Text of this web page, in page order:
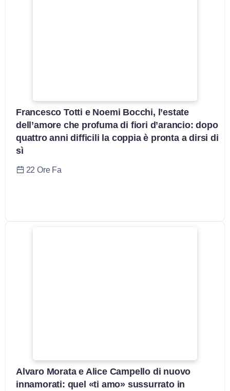
Francesco Totti e Noemi Bocchi, l’estate
dell’amore che profuma di fiori d’arancio: dopo
quattro anni difficili la coppia è pronta a dirsi di
sì
22 Ore Fa
Alvaro Morata e Alice Campello di nuovo
innamorati: quel «ti amo» sussurrato in